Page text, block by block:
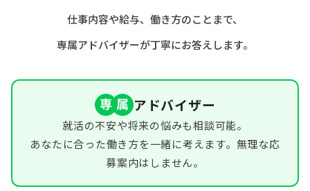
仕事内容や給与、働き方のことまで、
専属アドバイザーが丁寧にお答えします。
アドバイザー
就活の不安や将来の悩みも相談可能。
あなたに合った働き方を一緒に考えます。無理な応
募案内はしません。